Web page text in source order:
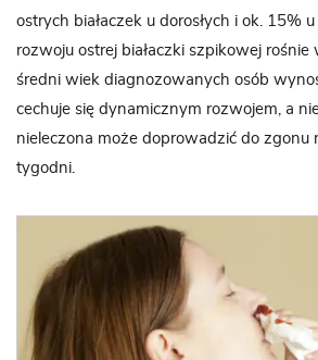
ostrych białaczek u dorosłych i ok. 15%
rozwoju ostrej białaczki szpikowej
średni wiek diagnozowanych osób
cechuje się dynamicznym rozwojem, a
nieleczona może doprowadzić do zgonu
tygodni.